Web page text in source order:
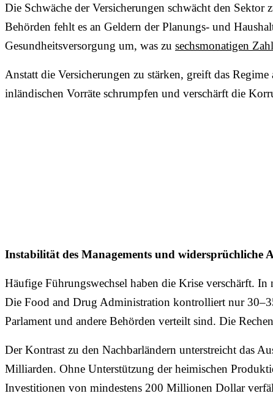
Die Schwäche der Versicherungen schwächt den Sektor
Behörden fehlt es an Geldern der Planungs- und
Gesundheitsversorgung um, was zu sechsmonatigen
Anstatt die Versicherungen zu stärken, greift das
inländischen Vorräte schrumpfen und verschärft die
Instabilität des Managements und widersprüchliche
Häufige Führungswechsel haben die Krise verschärft.
Die Food and Drug Administration kontrolliert nur
Parlament und andere Behörden verteilt sind. Die
Der Kontrast zu den Nachbarländern unterstreicht das
Milliarden. Ohne Unterstützung der heimischen
Investitionen von mindestens 200 Millionen Dollar